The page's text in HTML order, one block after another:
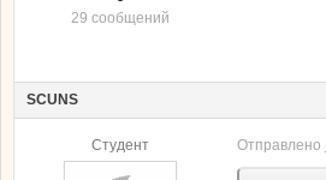
29 сообщений
SCUNS
Студент Отправлено